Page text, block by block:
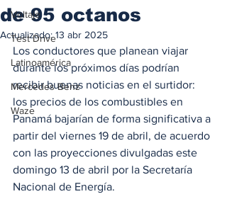
Voltaje
Test Drive
Latinoamérica
Mercedes Benz
Waze
de 95 octanos
Actualizado:13 abr 2025
Los conductores que planean viajar
durante los próximos días podrían
recibir buenas noticias en el surtidor:
los precios de los combustibles en
Panamá bajarían de forma significativa a
partir del viernes 19 de abril, de acuerdo
con las proyecciones divulgadas este
domingo 13 de abril por la Secretaría
Nacional de Energía.